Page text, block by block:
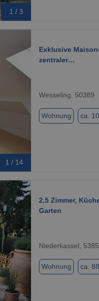
1 / 3
1 / 14
Exklusive
zentraler…
Wesseling, 50389
Wohnung ca.
2,5 Zimmer,
Garten
Niederkassel,
Wohnung ca.